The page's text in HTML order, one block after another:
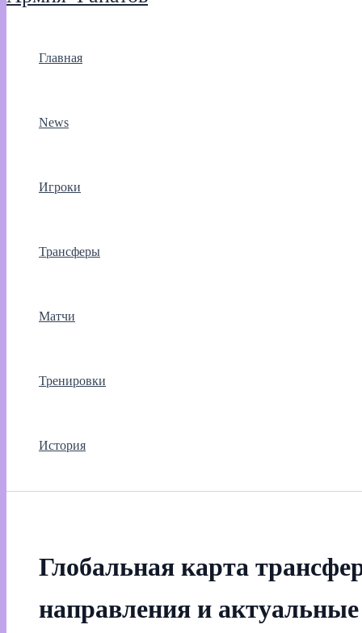
Главная
News
Игроки
Трансферы
Матчи
Тренировки
История
Глобальная карта
направления и